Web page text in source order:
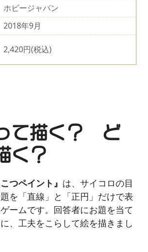
ホビージャパン
2018年9月
2,420円(税込)
て描く？ ど
く？
つペイント』 は、サイコロの目
を「直線」と「正円」だけで表
ームです。回答者にお題を当て
、工夫をこらして絵を描きまし